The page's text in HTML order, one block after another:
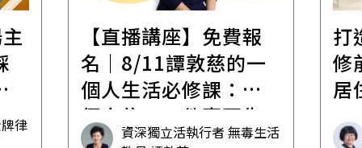
活
打造安心住的家｜裝
修前必懂！住到老的
居住規劃全攻略
林黛羚
遺
財
產